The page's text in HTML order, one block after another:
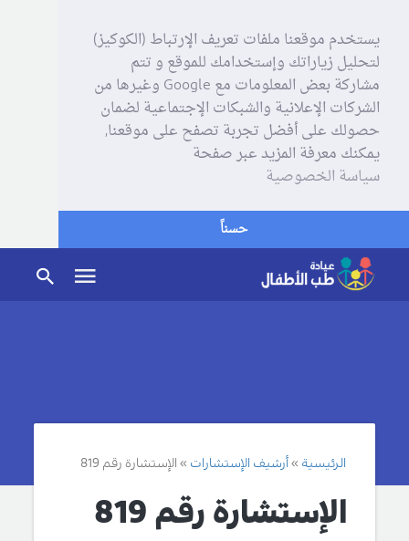
يستخدم موقعنا ملفات تعريف الإرتباط (الكوكيز)
لتحليل زياراتك وإستخدامك للموقع و تتم
مشاركة بعض المعلومات مع Google وغيرها من
الشركات الإعلانية والشبكات الإجتماعية لضمان
حصولك على أفضل تجربة تصفح على موقعنا,
يمكنك معرفة المزيد عبر صفحة
سياسة الخصوصية
حسناً
الرئيسية أرشيف الإستشارات الإستشارة رقم 819
الإستشارة رقم 819